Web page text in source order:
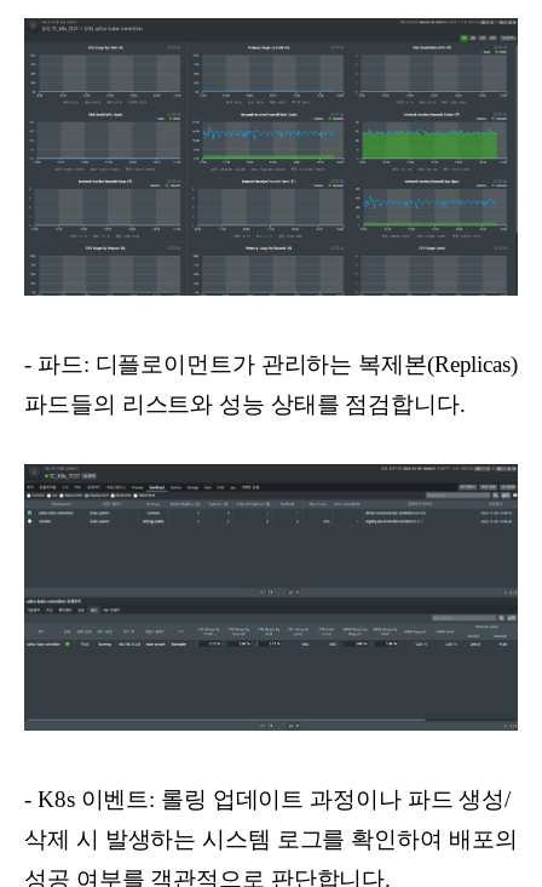
- 파드: 디플로이먼트가 관리하는 복제본(Replicas)
파드들의 리스트와 성능 상태를 점검합니다.
- K8s 이벤트: 롤링 업데이트 과정이나 파드 생성/
삭제 시 발생하는 시스템 로그를 확인하여 배포의
성공 여부를 객관적으로 판단합니다.